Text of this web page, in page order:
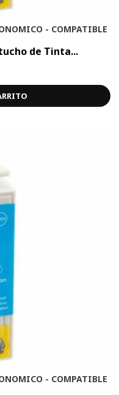
- COMPATIBLE
de Tinta...
- COMPATIBLE